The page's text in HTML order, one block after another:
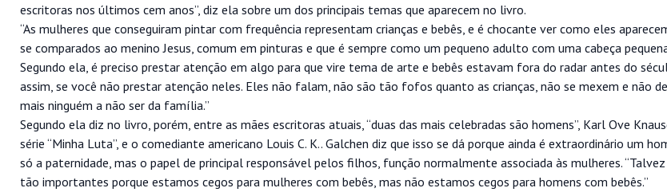
escritoras nos últimos cem anos”, diz ela sobre um dos principais temas que aparecem no livro.
“As mulheres que conseguiram pintar com frequência representam crianças e bebês, e é chocante ver como eles
se comparados ao menino Jesus, comum em pinturas e que é sempre como um pequeno adulto com uma cabeça
Segundo ela, é preciso prestar atenção em algo para que vire tema de arte e bebês estavam fora do radar antes do
assim, se você não prestar atenção neles. Eles não falam, não são tão fofos quanto as crianças, não se mexem e não
mais ninguém a não ser da família.”
Segundo ela diz no livro, porém, entre as mães escritoras atuais, “duas das mais celebradas são homens”, Karl Ove
série “Minha Luta”, e o comediante americano Louis C. K.. Galchen diz que isso se dá porque ainda é extraordinário um
só a paternidade, mas o papel de principal responsável pelos filhos, função normalmente associada às mulheres. “Talvez
tão importantes porque estamos cegos para mulheres com bebês, mas não estamos cegos para homens com bebês.”